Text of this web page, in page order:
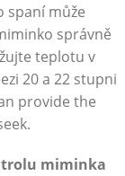
spaní může
správně
teplotu v
20 a 22 stupni
provide the
miminka